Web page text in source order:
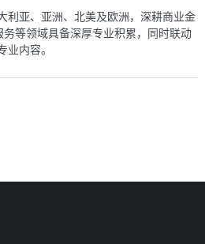
利亚、亚洲、北美及欧洲，深耕商业金
等领域具备深厚专业积累，同时联动
内容。